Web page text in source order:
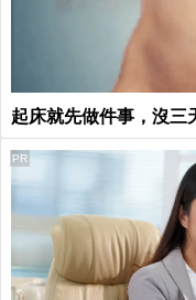
起床就先做件事，沒三
PR